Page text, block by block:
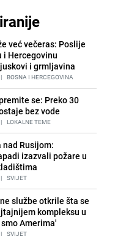
LOKALNE TEME
volan: Osiguranje
štete na vozilu koje je
Ljubojević
I HERCEGOVINA
u sarajevskom
Policija zaprimila
na teren
CRNA HRONIKA
Merlin pojede prije
Njegov ritual
SHOWBIZ
MUP RS
već večeras: Poslije
i Hercegovinu
i grmljavina
| BOSNA I HERCEGOVINA
se: Preko 30
bez vode
| LOKALNE TEME
nad Rusijom:
izazvali požare u
| SVIJET
službe otkrile šta se
kompleksu u
Amerima'
| SVIJET